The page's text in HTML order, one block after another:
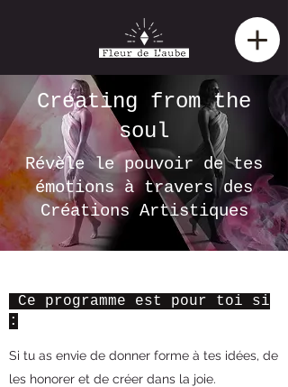
Ce programme est pour toi si
:
Si tu as envie de donner forme à tes idées, de
les honorer et de créer dans la joie.
Creating from the
soul
Révèle le pouvoir de tes
émotions à travers des
Créations Artistiques